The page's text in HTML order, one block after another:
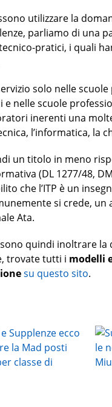
utilizzare la
parliamo di una
pratici, i quali
solo nelle
nelle scuole
inerenti una
l’informatica, la
un titolo in meno
(DL 1277/48,
che l’ITP è un
si crede, un
Ata.
quindi inoltrare la
trovate tutti i modelli
su questo sito.